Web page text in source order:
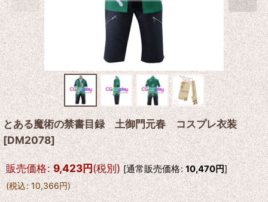
とある魔術の禁書目録 土御門元春 コスプレ衣装
[DM2078]
販売価格: 9,423円(税別) [通常販売価格: 10,470円]
(税込: 10,366円)